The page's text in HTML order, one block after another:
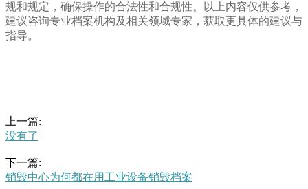
规和规定，确保操作的合法性和合规性。以上内容仅供参考，
建议咨询专业档案机构及相关领域专家，获取更具体的建议与
指导。
上一篇:
没有了
下一篇:
销毁中心为何都在用工业设备销毁档案